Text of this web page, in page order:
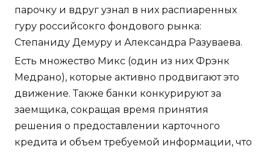
парочку и вдруг узнал в них распиаренных
гуру российсокго фондового рынка:
Степаниду Демуру и Александра Разуваева.
Есть множество Микс (один из них Фрэнк
Медрано), которые активно продвигают это
движение. Также банки конкурируют за
заемщика, сокращая время принятия
решения о предоставлении карточного
кредита и объем требуемой информации, что